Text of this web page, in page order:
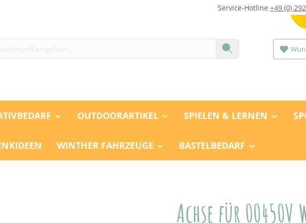
Service-Hotline +49 (0)
OUTDOORARTIKEL SPIELEN & LERNEN
WINTHER FAHRZEUGE BASTELBEDARF
Achse für